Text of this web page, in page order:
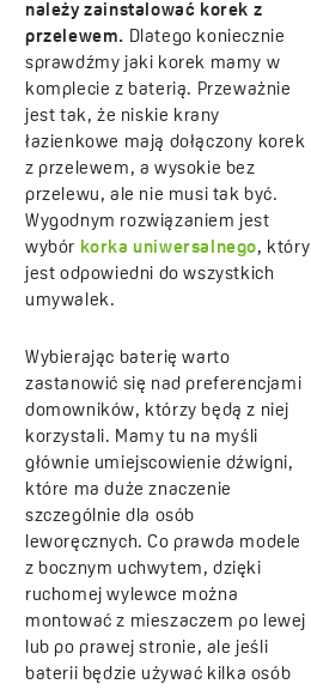
należy zainstalować korek z
przelewem. Dlatego koniecznie
sprawdźmy jaki korek mamy w
komplecie z baterią. Przeważnie
jest tak, że niskie krany
łazienkowe mają dołączony korek
z przelewem, a wysokie bez
przelewu, ale nie musi tak być.
Wygodnym rozwiązaniem jest
wybór korka uniwersalnego, który
jest odpowiedni do wszystkich
umywalek.
Wybierając baterię warto
zastanowić się nad preferencjami
domowników, którzy będą z niej
korzystali. Mamy tu na myśli
głównie umiejscowienie dźwigni,
które ma duże znaczenie
szczególnie dla osób
leworęcznych. Co prawda modele
z bocznym uchwytem, dzięki
ruchomej wylewce można
montować z mieszaczem po lewej
lub po prawej stronie, ale jeśli
baterii będzie używać kilka osób